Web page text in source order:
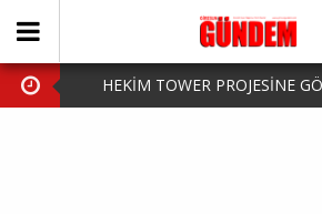
HEKİM TOWER PROJESİNE